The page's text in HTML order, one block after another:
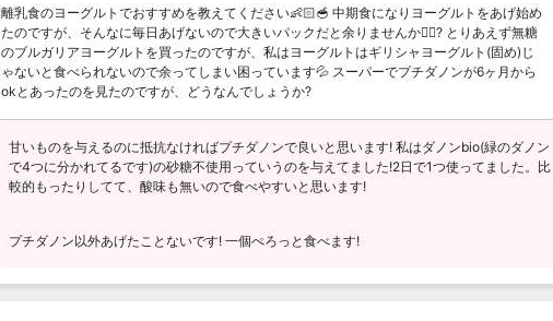
離乳食のヨーグルトでおすすめを教えてください👶🏻🥣 中期食になりヨーグルトをあげ始め
たのですが、そんなに毎日あげないので大きいパックだと余りませんか😵‍💫? とりあえず無糖
のブルガリアヨーグルトを買ったのですが、私はヨーグルトはギリシャヨーグルト(固め)じ
ゃないと食べられないので余ってしまい困っています💦 スーパーでプチダノンが6ヶ月から
okとあったのを見たのですが、どうなんでしょうか?
甘いものを与えるのに抵抗なければプチダノンで良いと思います! 私はダノンbio(緑のダノン
で4つに分かれてるです)の砂糖不使用っていうのを与えてました!2日で1つ使ってました。比
較的もったりしてて、酸味も無いので食べやすいと思います!
プチダノン以外あげたことないです! 一個ぺろっと食べます!